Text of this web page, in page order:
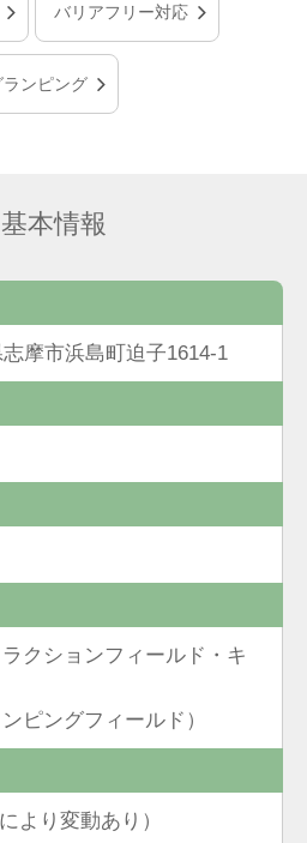
バリアフリー対応
ンピング
基本情報
摩市浜島町迫子1614-1
クションフィールド・キ
ピングフィールド）
より変動あり）